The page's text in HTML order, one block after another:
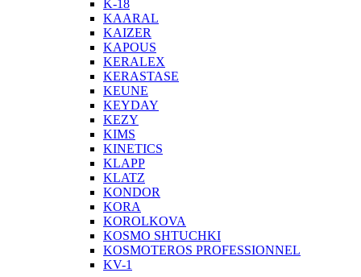
K-18
KAARAL
KAIZER
KAPOUS
KERALEX
KERASTASE
KEUNE
KEYDAY
KEZY
KIMS
KINETICS
KLAPP
KLATZ
KONDOR
KORA
KOROLKOVA
KOSMO SHTUCHKI
KOSMOTEROS PROFESSIONNEL
KV-1